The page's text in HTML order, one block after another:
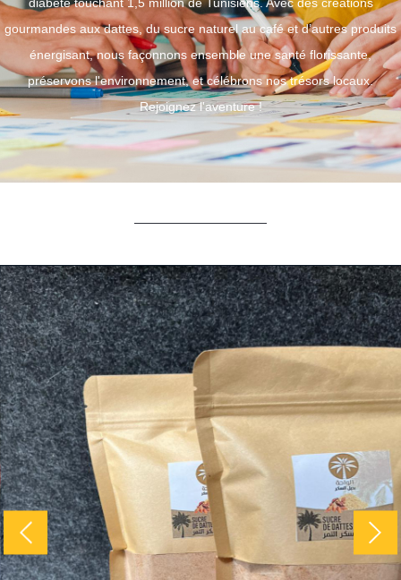
gourmandes aux dattes, du sucre naturel au café et d’autres produits
énergisant, nous façonnons ensemble une santé florissante,
préservons l'environnement, et célébrons nos trésors locaux.
Rejoignez l'aventure !